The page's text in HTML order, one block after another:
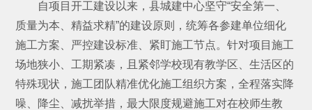
自项目开工建设以来，县城建中心坚守“安全第一、
质量为本、精益求精”的建设原则，统筹各参建单位细化
施工方案、严控建设标准、紧盯施工节点。针对项目施工
场地狭小、工期紧凑，且紧邻学校现有教学区、生活区的
特殊现状，施工团队精准优化施工组织方案，全程落实降
噪、降尘、减扰举措，最大限度规避施工对在校师生教